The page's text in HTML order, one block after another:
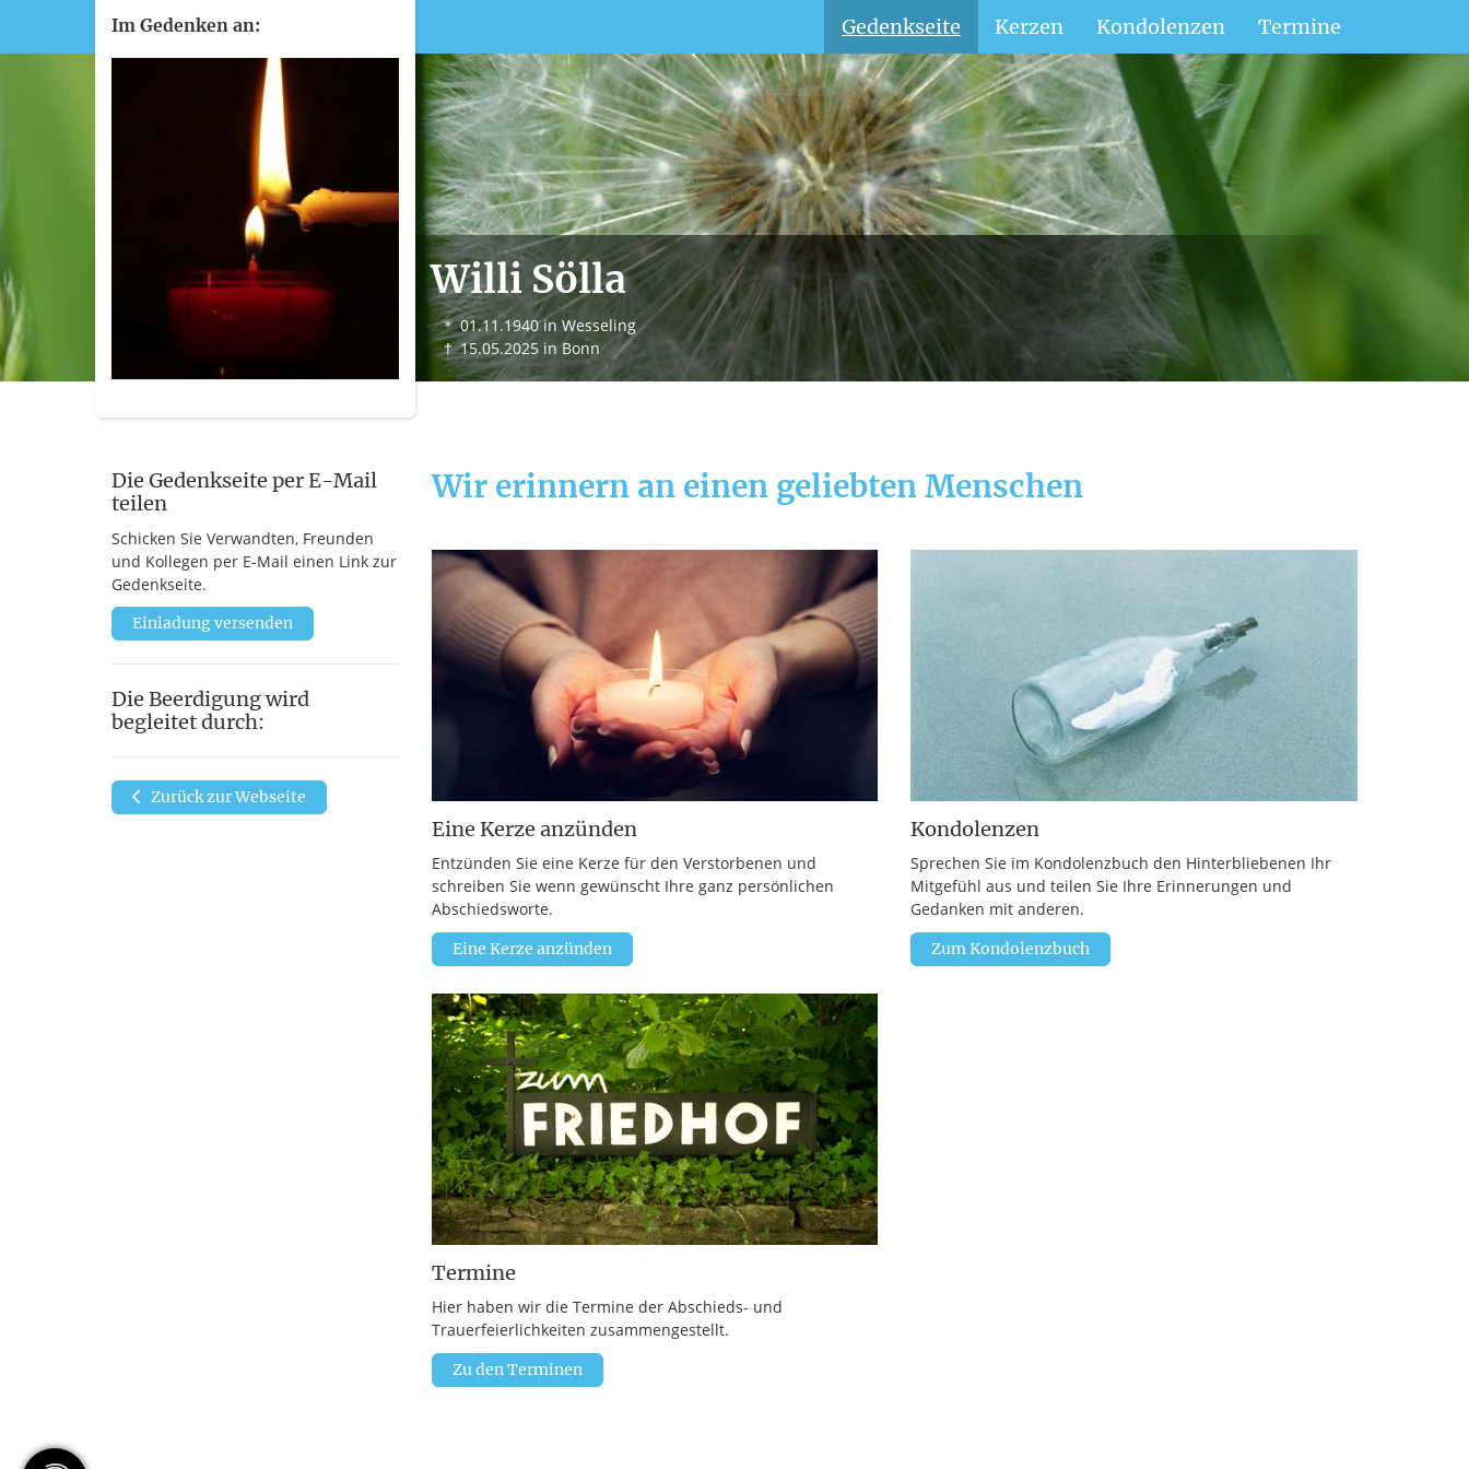
Im Gedenken an: Gedenkseite Kerzen Kondolenzen Termine
Willi Sölla
＊ 01.11.1940in Wesseling
† 15.05.2025 in Bonn
Wir erinnern an einen geliebten Menschen
Eine Kerze anzünden
Entzünden Sie eine Kerze für den Verstorbenen und
schreiben Sie wenn gewünscht Ihre ganz persönlichen
Abschiedsworte.
Eine Kerze anzünden
Kondolenzen
Sprechen Sie im Kondolenzbuch den Hinterbliebenen Ihr
Mitgefühl aus und teilen Sie Ihre Erinnerungen und
Gedanken mit anderen.
Zum Kondolenzbuch
Termine
Hier haben wir die Termine der Abschieds- und
Trauerfeierlichkeiten zusammengestellt.
Zu den Terminen
Die Gedenkseite per E-Mail
teilen
Schicken Sie Verwandten, Freunden
und Kollegen per E-Mail einen Link zur
Gedenkseite.
Einladung versenden
Die Beerdigung wird
begleitet durch:
Zurück zur Webseite